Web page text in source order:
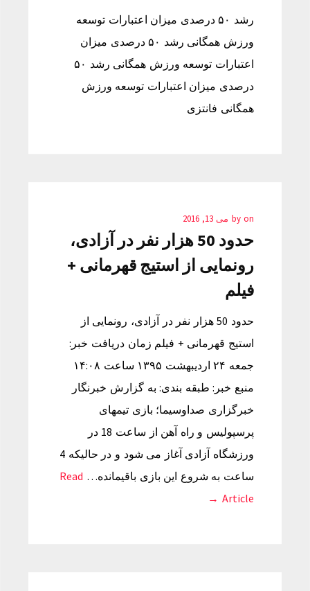
رشد ۵۰ درصدی میزان اعتبارات توسعه
ورزش همگانی رشد ۵۰ درصدی میزان
اعتبارات توسعه ورزش همگانی رشد ۵۰
درصدی میزان اعتبارات توسعه ورزش
همگانی فانتزی
by on می 13, 2016
حدود 50 هزار نفر در آزادی،
رونمایی از استیج قهرمانی +
فیلم
حدود 50 هزار نفر در آزادی، رونمایی از
استیج قهرمانی + فیلم زمان دریافت خبر:
جمعه ۲۴ اردیبهشت ۱۳۹۵ ساعت ۱۴:۰۸
منبع خبر: طبقه بندی: به گزارش خبرنگار
خبرگزاری صداوسیما؛ بازی تیمهای
پرسپولیس و راه آهن از ساعت 18 در
ورزشگاه آزادی آغاز می شود و در حالیکه 4
ساعت به شروع این بازی باقیمانده… Read
Article →